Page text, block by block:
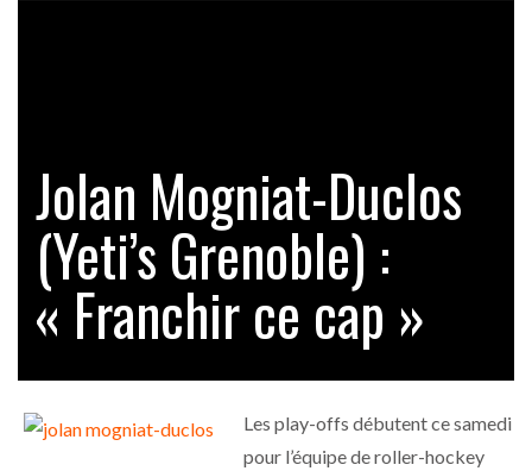
Jolan Mogniat-Duclos
(Yeti’s Grenoble) :
« Franchir ce cap »
Les play-offs débutent ce samedi
pour l’équipe de roller-hockey